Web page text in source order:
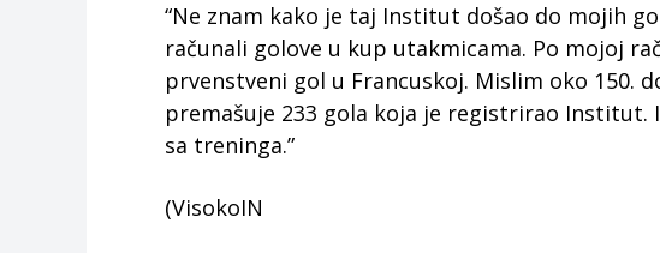
“Ne znam kako je taj Institut došao do mojih
računali golove u kup utakmicama. Po mojoj
prvenstveni gol u Francuskoj. Mislim oko 150.
premašuje 233 gola koja je registrirao Institut.
sa treninga.”
(VisokoIN